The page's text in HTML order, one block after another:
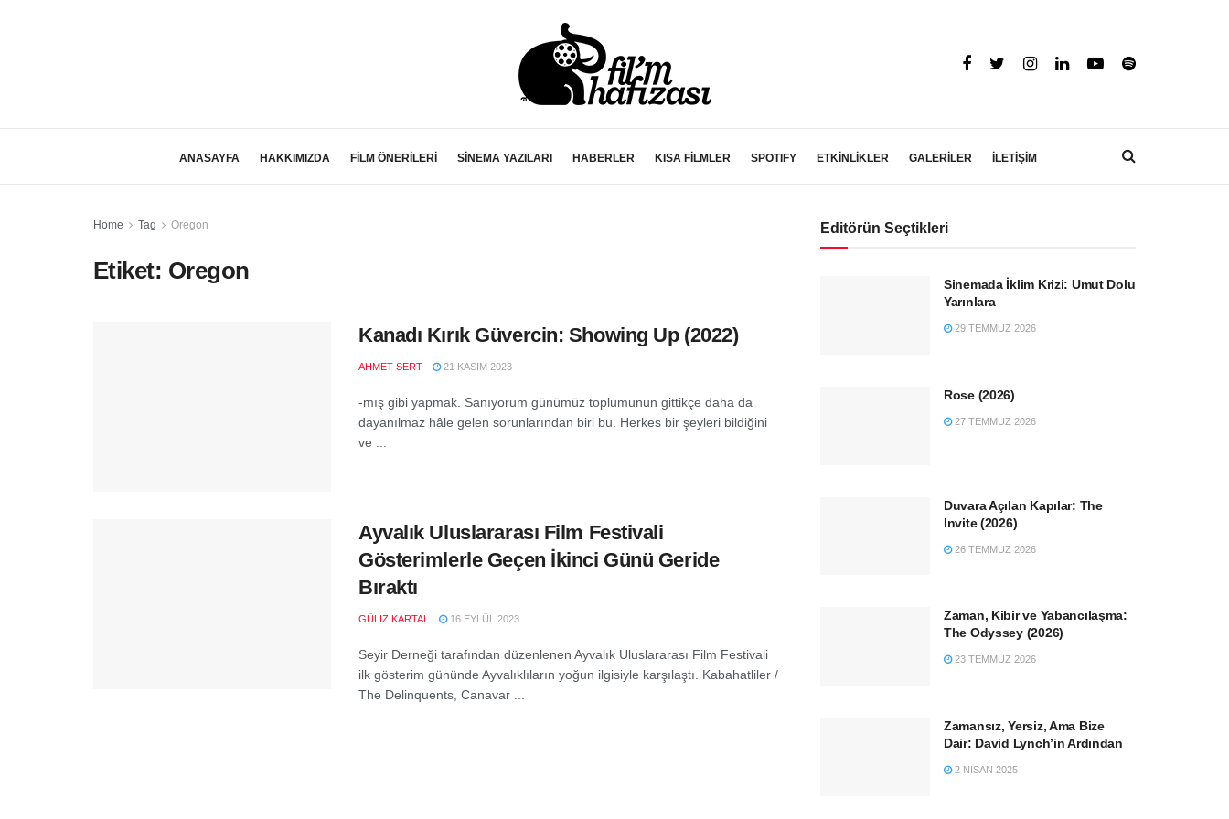
ANASAYFA HAKKIMIZDA FİLM ÖNERİLERİ SİNEMA YAZILARI HABERLER KISA FİLMLER SPOTIFY ETKİNLİKLER GALERİLER İLETİŞİM
Home Tag Oregon
Etiket: Oregon
Kanadı Kırık Güvercin: Showing Up (2022)
AHMET SERT 21 KASIM 2023
-mış gibi yapmak. Sanıyorum günümüz toplumunun gittikçe daha da
dayanılmaz hâle gelen sorunlarından biri bu. Herkes bir şeyleri bildiğini
ve ...
Ayvalık Uluslararası Film Festivali
Gösterimlerle Geçen İkinci Günü Geride
Bıraktı
GÜLIZ KARTAL 16 EYLÜL 2023
Seyir Derneği tarafından düzenlenen Ayvalık Uluslararası Film Festivali
ilk gösterim gününde Ayvalıklıların yoğun ilgisiyle karşılaştı. Kabahatliler /
The Delinquents, Canavar ...
Editörün Seçtikleri
Sinemada İklim Krizi: Umut Dolu
Yarınlara
29 TEMMUZ 2026
Rose (2026)
27 TEMMUZ 2026
Duvara Açılan Kapılar: The
Invite (2026)
26 TEMMUZ 2026
Zaman, Kibir ve Yabancılaşma:
The Odyssey (2026)
23 TEMMUZ 2026
Zamansız, Yersiz, Ama Bize
Dair: David Lynch’in Ardından
2 NISAN 2025